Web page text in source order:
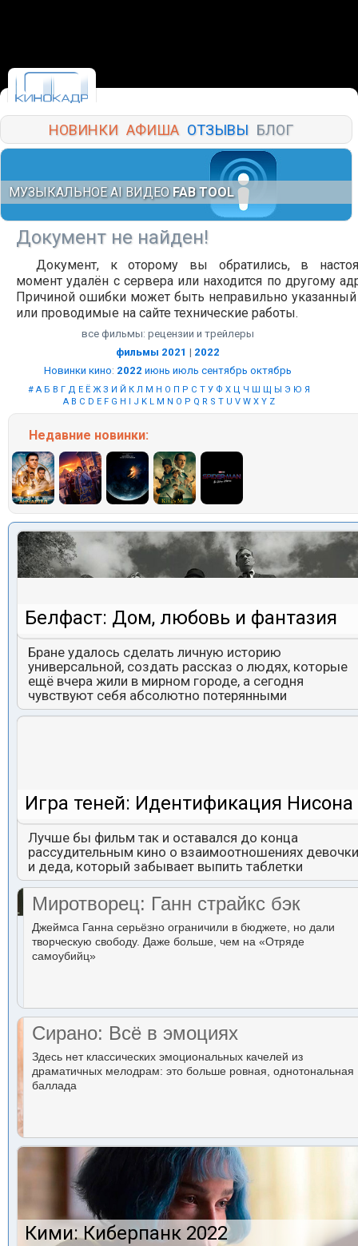
НОВИНКИ АФИША ОТЗЫВЫ БЛОГ
МУЗЫКАЛЬНОЕ AI ВИДЕО FAB TOOL
Документ не найден!
Документ, к оторому вы обратились, в
момент удалён с сервера или находится по другому
Причиной ошибки может быть неправильно указанный
или проводимые на сайте технические работы.
все фильмы: рецензии и трейлеры
фильмы 2021 | 2022
Новинки кино: 2022 июнь июль сентябрь октябрь
# А Б В Г Д Е Ё Ж З И Й К Л М Н О П Р С Т У Ф Х Ц Ч Ш Щ Ы Э Ю Я
A B C D E F G H I J K L M N O P Q R S T U V W X Y Z
Недавние новинки:
Белфаст: Дом, любовь и фантазия
Бране удалось сделать личную историю
универсальной, создать рассказ о людях, которые
ещё вчера жили в мирном городе, а сегодня
чувствуют себя абсолютно потерянными
Игра теней: Идентификация Нисона
Лучше бы фильм так и оставался до конца
рассудительным кино о взаимоотношениях девочки
и деда, который забывает выпить таблетки
Миротворец: Ганн страйкс бэк
Джеймса Ганна серьёзно ограничили в бюджете, но дали
творческую свободу. Даже больше, чем на «Отряде
самоубийц»
Сирано: Всё в эмоциях
Здесь нет классических эмоциональных качелей из
драматичных мелодрам: это больше ровная, однотональная
баллада
Кими: Киберпанк 2022